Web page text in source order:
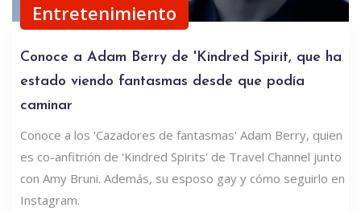
Entretenimiento
Conoce a Adam Berry de 'Kindred Spirit, que ha
estado viendo fantasmas desde que podía
caminar
Conoce a los 'Cazadores de fantasmas' Adam Berry, quien
es co-anfitrión de 'Kindred Spirits' de Travel Channel junto
con Amy Bruni. Además, su esposo gay y cómo seguirlo en
Instagram.